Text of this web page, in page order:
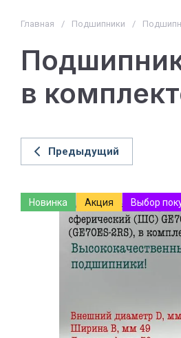
Главная / Подшипники /
в
Предыдущий
Новинка Акция Выбор